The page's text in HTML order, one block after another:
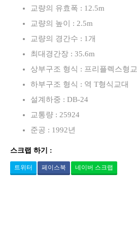
교량의 유효폭 : 12.5m
교량의 높이 : 2.5m
교량의 경간수 : 1개
최대경간장 : 35.6m
상부구조 형식 : 프리플렉스형교
하부구조 형식 : 역 T형식교대
설계하중 : DB-24
교통량 : 25924
준공 : 1992년
스크랩 하기 :
트위터 페이스북 네이버 스크랩